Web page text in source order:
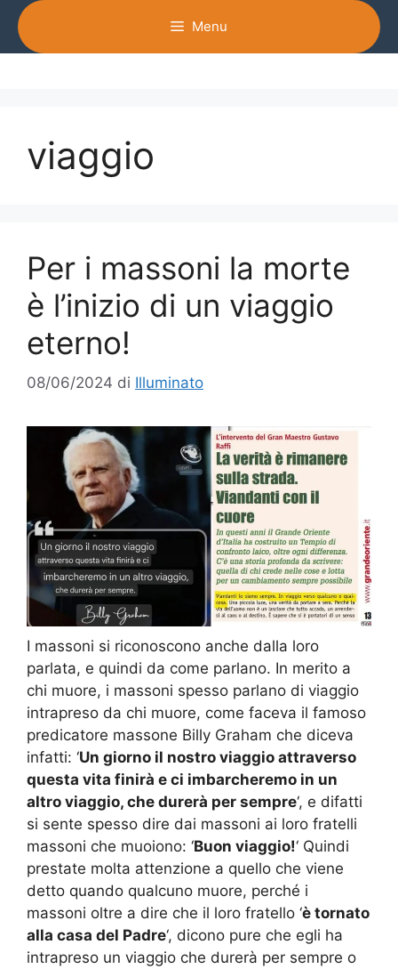
Vai
contenuto
Menu
viaggio
Per i massoni la morte
è l’inizio di un viaggio
eterno!
08/06/2024 di Illuminato
I massoni si riconoscono anche dalla loro
parlata, e quindi da come parlano. In merito a
chi muore, i massoni spesso parlano di viaggio
intrapreso da chi muore, come faceva il famoso
predicatore massone Billy Graham che diceva
infatti: ‘Un giorno il nostro viaggio attraverso
questa vita finirà e ci imbarcheremo in un
altro viaggio, che durerà per sempre‘, e difatti
si sente spesso dire dai massoni ai loro fratelli
massoni che muoiono: ‘Buon viaggio!‘ Quindi
prestate molta attenzione a quello che viene
detto quando qualcuno muore, perché i
massoni oltre a dire che il loro fratello ‘è tornato
alla casa del Padre‘, dicono pure che egli ha
intrapreso un viaggio che durerà per sempre o